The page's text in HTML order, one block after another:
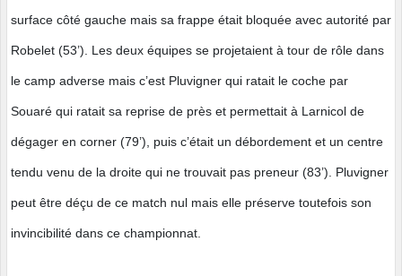
surface côté gauche mais sa frappe était bloquée avec autorité par
Robelet (53’). Les deux équipes se projetaient à tour de rôle dans
le camp adverse mais c’est Pluvigner qui ratait le coche par
Souaré qui ratait sa reprise de près et permettait à Larnicol de
dégager en corner (79’), puis c’était un débordement et un centre
tendu venu de la droite qui ne trouvait pas preneur (83’). Pluvigner
peut être déçu de ce match nul mais elle préserve toutefois son
invincibilité dans ce championnat.